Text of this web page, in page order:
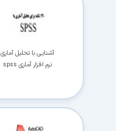
آشنایی با تحلیل آماری
نرم افزار آماری spss